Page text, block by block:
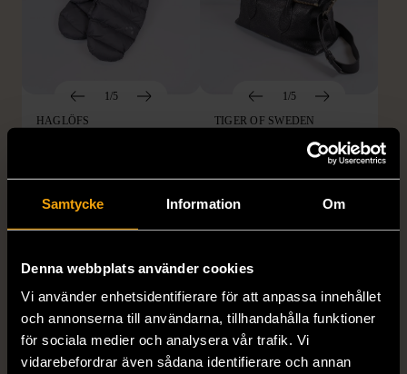
Samtycke Information Om
Denna webbplats använder cookies
Vi använder enhetsidentifierare för att anpassa innehållet
och annonserna till användarna, tillhandahålla funktioner
för sociala medier och analysera vår trafik. Vi
vidarebefordrar även sådana identifierare och annan
1/5
HAGLÖFS
tumvantar med
quiltmönster
S (34-36)
199 kr
1/5
TIGER OF SWEDEN
Tiger of Sweden Läder
väska med axelrem
999 kr